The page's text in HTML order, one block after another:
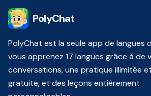
PolyChat
PolyChat est la seule app de langues
vous apprenez 17 langues grâce à de
conversations, une pratique illimitée et
gratuite, et des leçons entièrement